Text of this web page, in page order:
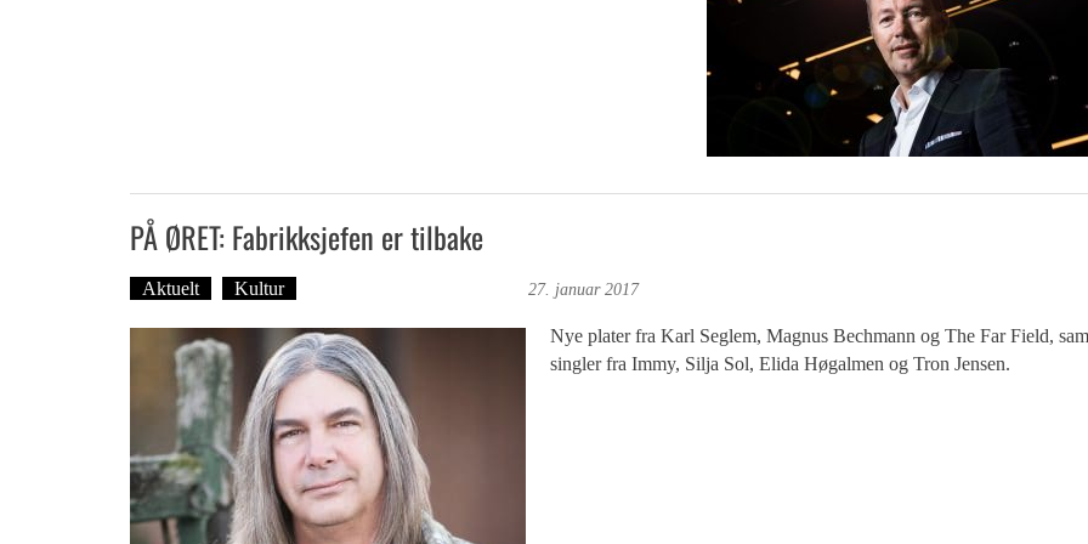
PÅ ØRET: Fabrikksjefen er tilbake
Aktuelt Kultur 27. januar 2017
Nye plater fra Karl Seglem, Magnus Bechmann og The Far Field,
singler fra Immy, Silja Sol, Elida Høgalmen og Tron Jensen.